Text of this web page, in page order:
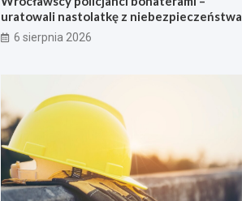
uratowali nastolatkę z niebezpieczeństwa
6 sierpnia 2026